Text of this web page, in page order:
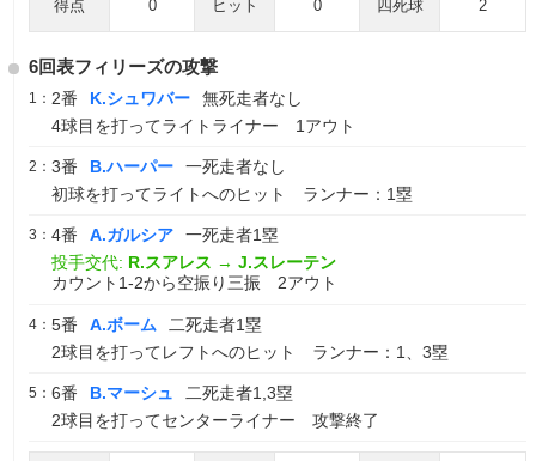
得点 0 ヒット 0 四死球 2
6回表フィリーズの攻撃
1： 2番 K.シュワバー
無死走者なし
4球目を打ってライトライナー 1アウト
2： 3番 B.ハーパー
一死走者なし
初球を打ってライトへのヒット ランナー：1塁
3： 4番 A.ガルシア
一死走者1塁
投手交代: R.スアレス → J.スレーテン
カウント1-2から空振り三振 2アウト
4： 5番 A.ボーム
二死走者1塁
2球目を打ってレフトへのヒット ランナー：1、3塁
5： 6番 B.マーシュ
二死走者1,3塁
2球目を打ってセンターライナー 攻撃終了